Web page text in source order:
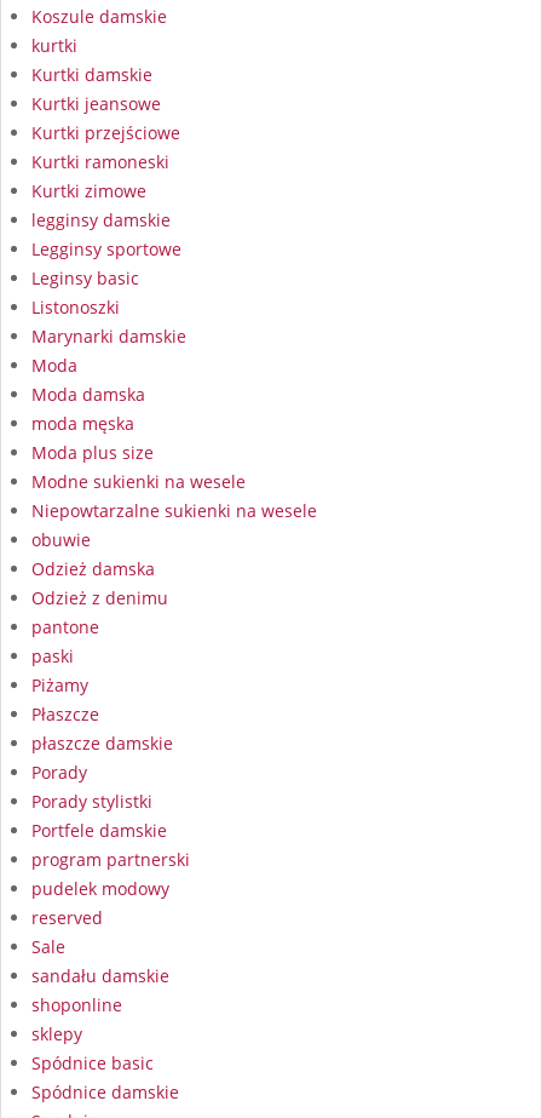
Koszule damskie
kurtki
Kurtki damskie
Kurtki jeansowe
Kurtki przejściowe
Kurtki ramoneski
Kurtki zimowe
legginsy damskie
Legginsy sportowe
Leginsy basic
Listonoszki
Marynarki damskie
Moda
Moda damska
moda męska
Moda plus size
Modne sukienki na wesele
Niepowtarzalne sukienki na wesele
obuwie
Odzież damska
Odzież z denimu
pantone
paski
Piżamy
Płaszcze
płaszcze damskie
Porady
Porady stylistki
Portfele damskie
program partnerski
pudelek modowy
reserved
Sale
sandału damskie
shoponline
sklepy
Spódnice basic
Spódnice damskie